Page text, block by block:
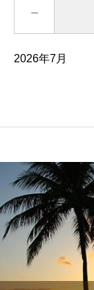
－
2026年7月